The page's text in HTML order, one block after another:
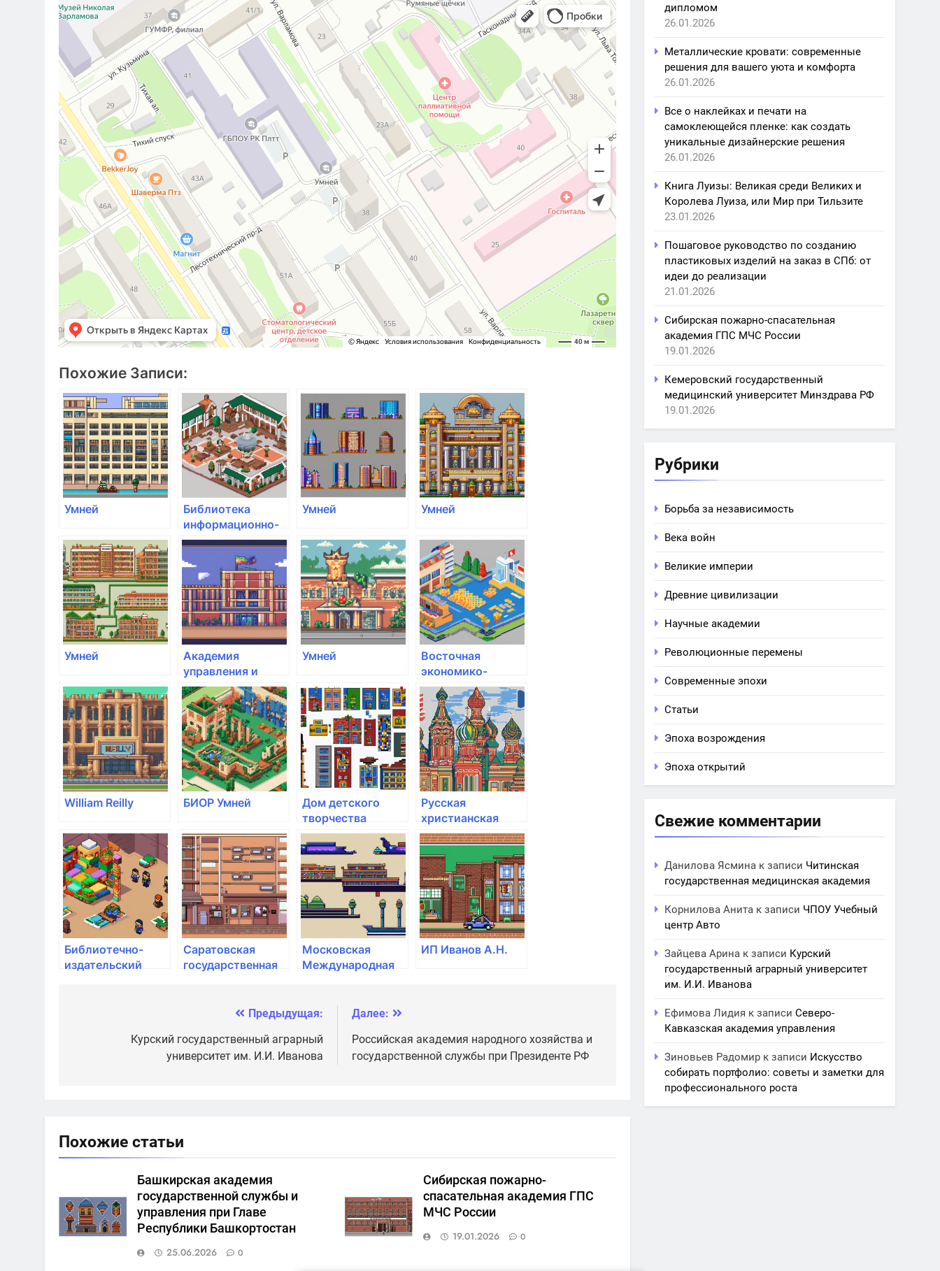
Похожие Записи:
Умней
Библиотека
информационно-
образовательных
ресурсов Умней
Умней Умней
Умней
Академия
управления и
производства
Умней
Восточная
экономико-
юридическая
гуманитарная
академия
William Reilly БИОР Умней
Дом детского
творчества
Галактика
Русская
христианская
гуманитарная
академия им. Ф.М.
Достоевского
Библиотечно-
издательский
Саратовская
государственная
Московская
Международная
ИП Иванов А.Н.
Предыдущая:
Курский государственный аграрный
университет им. И.И. Иванова
Далее:
Российская академия народного хозяйства и
государственной службы при Президенте РФ
Похожие статьи
Башкирская академия
государственной службы и
управления при Главе
Республики Башкортостан
25.06.2026 0
Сибирская пожарно-
спасательная академия ГПС
МЧС России
19.01.2026 0
дипломом
26.01.2026
Металлические кровати: современные
решения для вашего уюта и комфорта
26.01.2026
Все о наклейках и печати на
самоклеющейся пленке: как создать
уникальные дизайнерские решения
26.01.2026
Книга Луизы: Великая среди Великих и
Королева Луиза, или Мир при Тильзите
23.01.2026
Пошаговое руководство по созданию
пластиковых изделий на заказ в СПб: от
идеи до реализации
21.01.2026
Сибирская пожарно-спасательная
академия ГПС МЧС России
19.01.2026
Кемеровский государственный
медицинский университет Минздрава РФ
19.01.2026
Рубрики
Борьба за независимость
Века войн
Великие империи
Древние цивилизации
Научные академии
Революционные перемены
Современные эпохи
Статьи
Эпоха возрождения
Эпоха открытий
Свежие комментарии
Данилова Ясмина к записи Читинская
государственная медицинская академия
Корнилова Анита к записи ЧПОУ Учебный
центр Авто
Зайцева Арина к записи Курский
государственный аграрный университет
им. И.И. Иванова
Ефимова Лидия к записиСеверо-
Кавказская академия управления
Зиновьев Радомир к записи Искусство
собирать портфолио: советы и заметки для
профессионального роста